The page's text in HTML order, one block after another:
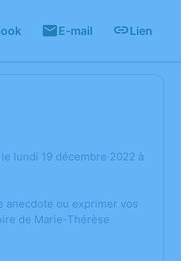
E-mail Lien
lundi 19 décembre 2022 à
anecdote ou exprimer vos
de Marie-Thérèse